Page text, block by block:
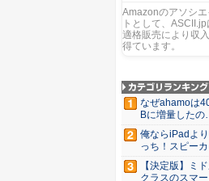
FHD(1920x1080) -
高性能第11世代
i5-1135G7 - メモ
16GB - SSD
USB Type-C - MS
Office 2021 -
搭載
Amazonのアソシエ
トとして、ASCII.jp
適格販売により収
得ています。
なぜahamoは
Bに増量したの
か ...
俺ならiPadよ
っち！スピー
9個...
【決定版】ミ
クラスのスマ